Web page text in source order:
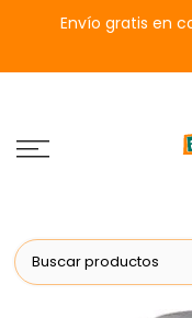
contenido
Envío gratis en